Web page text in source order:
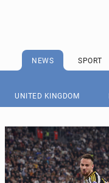
NEWS SPORT
UNITED KINGDOM